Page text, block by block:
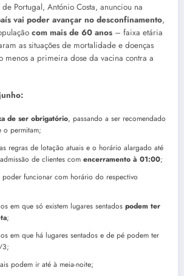
Portugal, António Costa, anunciou na
vai poder avançar no desconfinamento,
com mais de 60 anos – faixa etária
as situações de mortalidade e doenças
menos a primeira dose da vacina contra a
de ser obrigatório, passando a ser recomendado
o permitam;
regras de lotação atuais e o horário alargado até
de clientes com encerramento à 01:00;
poder funcionar com horário do respectivo
em que só existem lugares sentados podem ter
;
em que há lugares sentados e de pé podem ter
3;
podem ir até à meia-noite;